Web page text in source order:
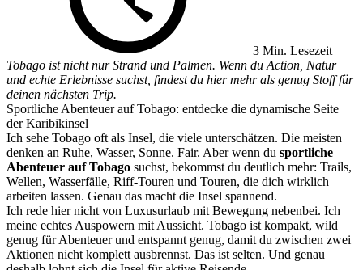
3 Min. Lesezeit
Tobago ist nicht nur Strand und Palmen. Wenn du Action, Natur
und echte Erlebnisse suchst, findest du hier mehr als genug Stoff für
deinen nächsten Trip.
Sportliche Abenteuer auf Tobago: entdecke die dynamische Seite
der Karibikinsel
Ich sehe Tobago oft als Insel, die viele unterschätzen. Die meisten
denken an Ruhe, Wasser, Sonne. Fair. Aber wenn du sportliche
Abenteuer auf Tobago suchst, bekommst du deutlich mehr: Trails,
Wellen, Wasserfälle, Riff-Touren und Touren, die dich wirklich
arbeiten lassen. Genau das macht die Insel spannend.
Ich rede hier nicht von Luxusurlaub mit Bewegung nebenbei. Ich
meine echtes Auspowern mit Aussicht. Tobago ist kompakt, wild
genug für Abenteuer und entspannt genug, damit du zwischen zwei
Aktionen nicht komplett ausbrennst. Das ist selten. Und genau